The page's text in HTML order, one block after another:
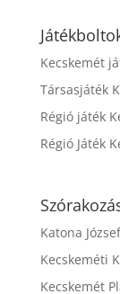
Kecskemét
Társasjáték
Régió játék
Régió Játék
Katona
Kecskeméti
Kecskemét